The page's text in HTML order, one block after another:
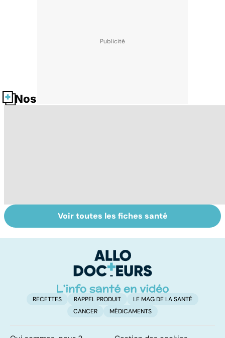
Nos fiches santé
transports :
Ostéopathie, une
thérapie
Voir toutes les fiches santé
RECETTES RAPPEL PRODUIT
LE MAG DE LA SANTÉ
CANCER
MÉDICAMENTS